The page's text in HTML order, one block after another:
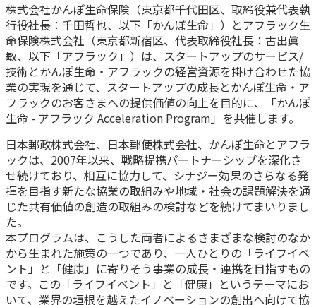
マイページログイン
入院保険金・手術保険金のご請求
お手続き一覧
きっかけ・できごとから探す
マイページでできること
新規登録
保険をご検討中のお客さま
終身保険
養老保険
定期保険
学資保険
長寿支援保険
お見積りシミュレーション
資料請求
法人のお客さま
【まずはご相談ください】企業経営でお悩みの方はこ
ちら
法人のお客さま向け商品一覧
目的から探す
お役立ち情報
かんぽ生命の団体取扱い
法人向け資料請求
お問い合わせ先
お役立ち情報
かんぽのLifeサポートナビ
保険
医療
お金
子育て
かんぽ生命について
かんぽ生命について
ご挨拶
経営理念・経営戦略
会社概要
財務情報
よくあるご質問
お問い合わせ
サステナビリティ
株主・投資家のみなさまへ
株式会社かんぽ生命保険（東京都千代田区、取締役兼代表執
行役社長：千田哲也、以下「かんぽ生命」）とアフラック生
命保険株式会社（東京都新宿区、代表取締役社長：古出眞
敏、以下「アフラック」）は、スタートアップのサービス/
技術とかんぽ生命・アフラックの経営資源を掛け合わせた協
業の実現を通じて、スタートアップの成長とかんぽ生命・ア
フラックのお客さまへの提供価値の向上を目的に、「かんぽ
生命 - アフラック Acceleration Program」を共催します。
日本郵政株式会社、日本郵便株式会社、かんぽ生命とアフラ
ックは、2007年以来、戦略提携パートナーシップを深化さ
せ続けており、相互に協力して、シナジー効果のさらなる発
揮を目指す新たな協業の取組みや地域・社会の課題解決を通
じた共有価値の創造の取組みの検討などを続けてまいりまし
た。
本プログラムは、こうした両者によるさまざまな検討のなか
から生まれた施策の一つであり、一人ひとりの「ライフイベ
ント」と「健康」に寄りそう事業の成長・連携を目指すもの
です。この「ライフイベント」と「健康」というテーマにお
いて、業界の垣根を越えたイノベーションの創出へ向けて協